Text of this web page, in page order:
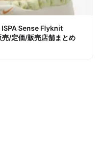
ISPA Sense Flyknit
/定価/販売店舗まとめ